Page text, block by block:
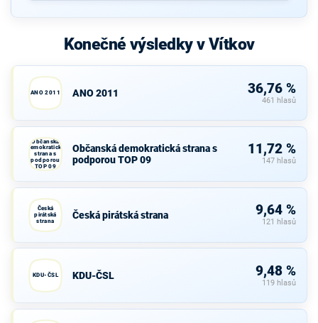
Konečné výsledky v Vítkov
ANO 2011 ANO 2011 36,76 %
461 hlasů
Občanská
demokratická
strana s
podporou
TOP 09
Občanská demokratická strana s
podporou TOP 09
11,72 %
147 hlasů
Česká
pirátská
strana
Česká pirátská strana 9,64 %
121 hlasů
KDU-ČSL KDU-ČSL 9,48 %
119 hlasů